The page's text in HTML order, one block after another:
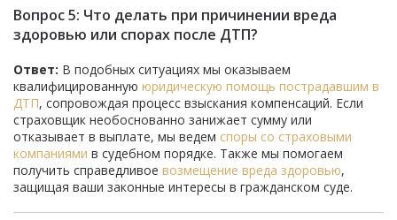
Вопрос 5: Что делать при причинении вреда
здоровью или спорах после ДТП?
Ответ: В подобных ситуациях мы оказываем
квалифицированную юридическую помощь пострадавшим в
ДТП, сопровождая процесс взыскания компенсаций. Если
страховщик необоснованно занижает сумму или
отказывает в выплате, мы ведем споры со страховыми
компаниями в судебном порядке. Также мы помогаем
получить справедливое возмещение вреда здоровью,
защищая ваши законные интересы в гражданском суде.